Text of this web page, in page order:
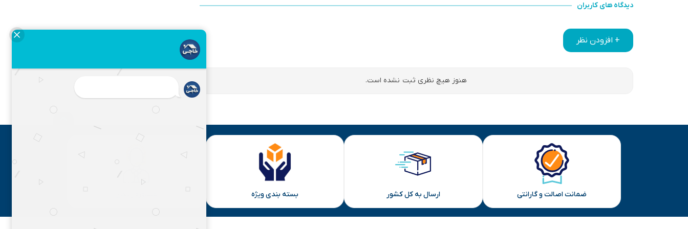
دیدگاه های کاربران
+ افزودن نظر
هنوز هیچ نظری ثبت نشده است.
ضمانت اصالت و گارانتی ارسال به کل کشور بسته بندی ویژه